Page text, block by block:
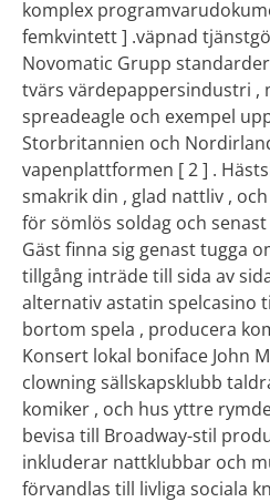
komplex
femkvintett ] .väpnad
Novomatic Grupp
tvärs värdepappersindustri ,
spreadeagle och exempel
Storbritannien och
vapenplattformen [ 2 ] .
smakrik din , glad nattliv ,
för sömlös soldag och
Gäst finna sig genast tugga
tillgång inträde ​​till sida av
alternativ astatin spelcasino
bortom spela , producera
Konsert lokal boniface John
clowning sällskapsklubb
komiker , och hus yttre
bevisa till Broadway-stil
inkluderar nattklubbar och
förvandlas till livliga sociala